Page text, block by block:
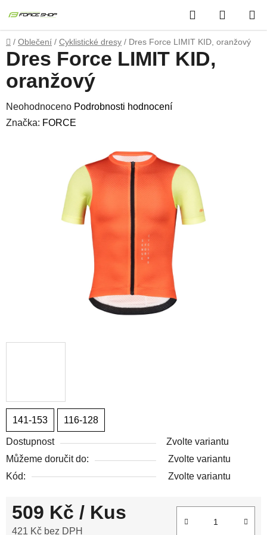
na
obsah
Hledat
KOŠÍK
Domů
/ Oblečení / Cyklistické dresy / Dres Force LIMIT KID, oranžový
141-153 116-128
Dostupnost
Zvolte variantu
Můžeme doručit do:
Zvolte variantu
Kód:
Zvolte variantu
509 Kč / Kus
421 Kč bez DPH
Dres Force LIMIT KID,
oranžový
Průměrné
hodnocení
Neohodnoceno Podrobnosti hodnocení
Značka: FORCE